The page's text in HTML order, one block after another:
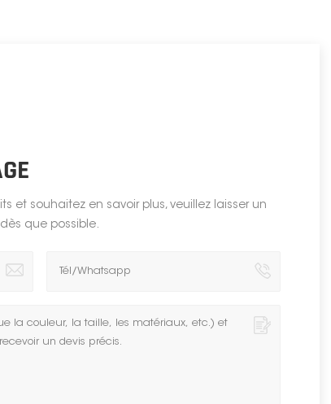
et souhaitez en savoir plus, veuillez laisser un
que possible.